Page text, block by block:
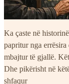
Ka çaste në
papritur nga
mbajtur të gjallë.
Dhe pikërisht në
shfaqur